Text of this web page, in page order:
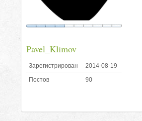
Pavel_Klimov
Зарегистрирован
2014-08-19
Постов
90